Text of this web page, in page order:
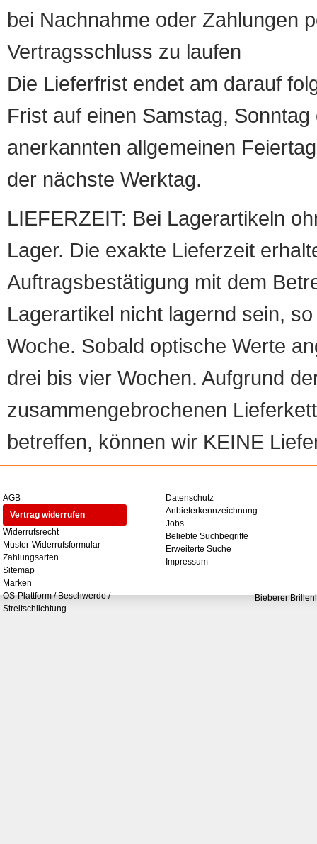
bei Nachnahme oder Zahlungen
Vertragsschluss zu laufen
Die Lieferfrist endet am darauf
Frist auf einen Samstag,
anerkannten allgemeinen
der nächste Werktag.
LIEFERZEIT: Bei Lagerartikeln
Lager. Die exakte Lieferzeit
Auftragsbestätigung mit dem
Lagerartikel nicht lagernd sein,
Woche. Sobald optische Werte
drei bis vier Wochen. Aufgrund
zusammengebrochenen
betreffen, können wir KEINE
AGB
Vertrag widerrufen
Widerrufsrecht
Muster-Widerrufsformular
Zahlungsarten
Sitemap
Marken
OS-Plattform / Beschwerde /
Streitschlichtung
Datenschutz
Anbieterkennzeichnung
Jobs
Beliebte Suchbegriffe
Erweiterte Suche
Impressum
Bieberer